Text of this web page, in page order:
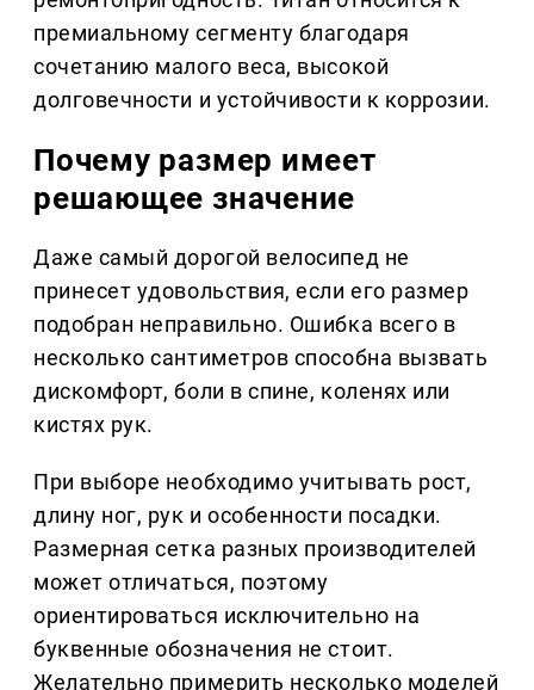
премиальному сегменту благодаря
сочетанию малого веса, высокой
долговечности и устойчивости к коррозии.
Почему размер имеет
решающее значение
Даже самый дорогой велосипед не
принесет удовольствия, если его размер
подобран неправильно. Ошибка всего в
несколько сантиметров способна вызвать
дискомфорт, боли в спине, коленях или
кистях рук.
При выборе необходимо учитывать рост,
длину ног, рук и особенности посадки.
Размерная сетка разных производителей
может отличаться, поэтому
ориентироваться исключительно на
буквенные обозначения не стоит.
Желательно примерить несколько моделей